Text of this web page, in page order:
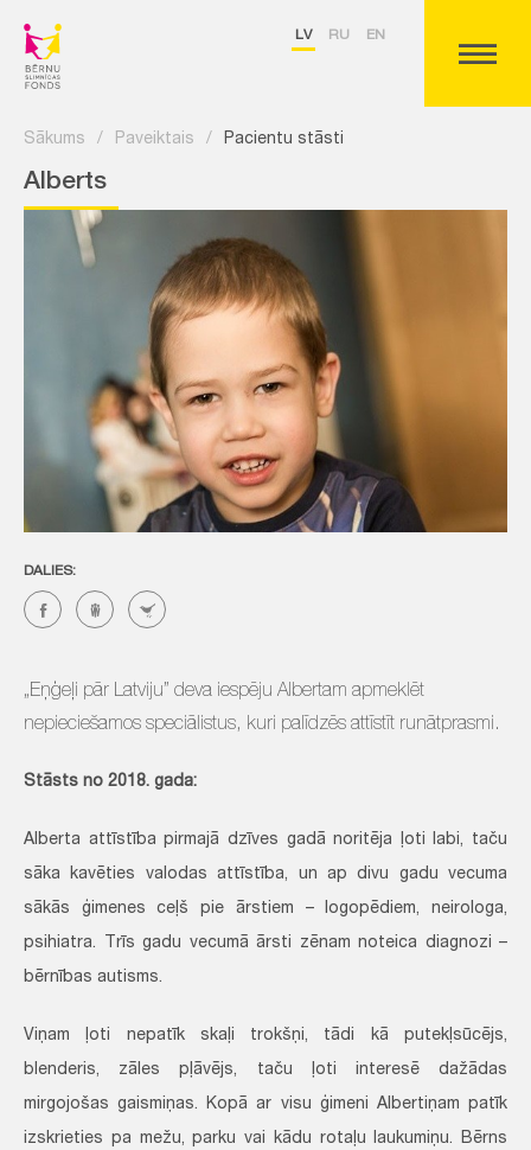
LV RU EN
Sākums / Paveiktais / Pacientu stāsti
Alberts
DALIES:
„Eņģeļi pār Latviju” deva iespēju Albertam apmeklēt
nepieciešamos speciālistus, kuri palīdzēs attīstīt runātprasmi.
Stāsts no 2018. gada:
Alberta attīstība pirmajā dzīves gadā noritēja ļoti labi, taču
sāka kavēties valodas attīstība, un ap divu gadu vecuma
sākās ģimenes ceļš pie ārstiem – logopēdiem, neirologa,
psihiatra. Trīs gadu vecumā ārsti zēnam noteica diagnozi –
bērnības autisms.
Viņam ļoti nepatīk skaļi trokšņi, tādi kā putekļsūcējs,
blenderis, zāles pļāvējs, taču ļoti interesē dažādas
mirgojošas gaismiņas. Kopā ar visu ģimeni Albertiņam patīk
izskrieties pa mežu, parku vai kādu rotaļu laukumiņu. Bērns